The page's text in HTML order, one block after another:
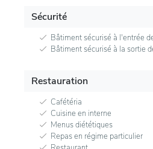
Sécurité
Bâtiment sécurisé à l'entrée
Bâtiment sécurisé à la sortie
Restauration
Cafétéria
Cuisine en interne
Menus diététiques
Repas en régime particulier